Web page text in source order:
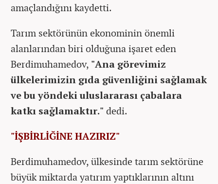
amaçlandığını kaydetti.
Tarım sektörünün ekonominin önemli
alanlarından biri olduğuna işaret eden
Berdimuhamedov, "Ana görevimiz
ülkelerimizin gıda güvenliğini sağlamak
ve bu yöndeki uluslararası çabalara
katkı sağlamaktır." dedi.
"İŞBİRLİĞİNE HAZIRIZ"
Berdimuhamedov, ülkesinde tarım sektörüne
büyük miktarda yatırım yaptıklarının altını